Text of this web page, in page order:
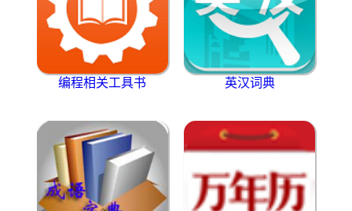
编程相关工具书 英汉词典